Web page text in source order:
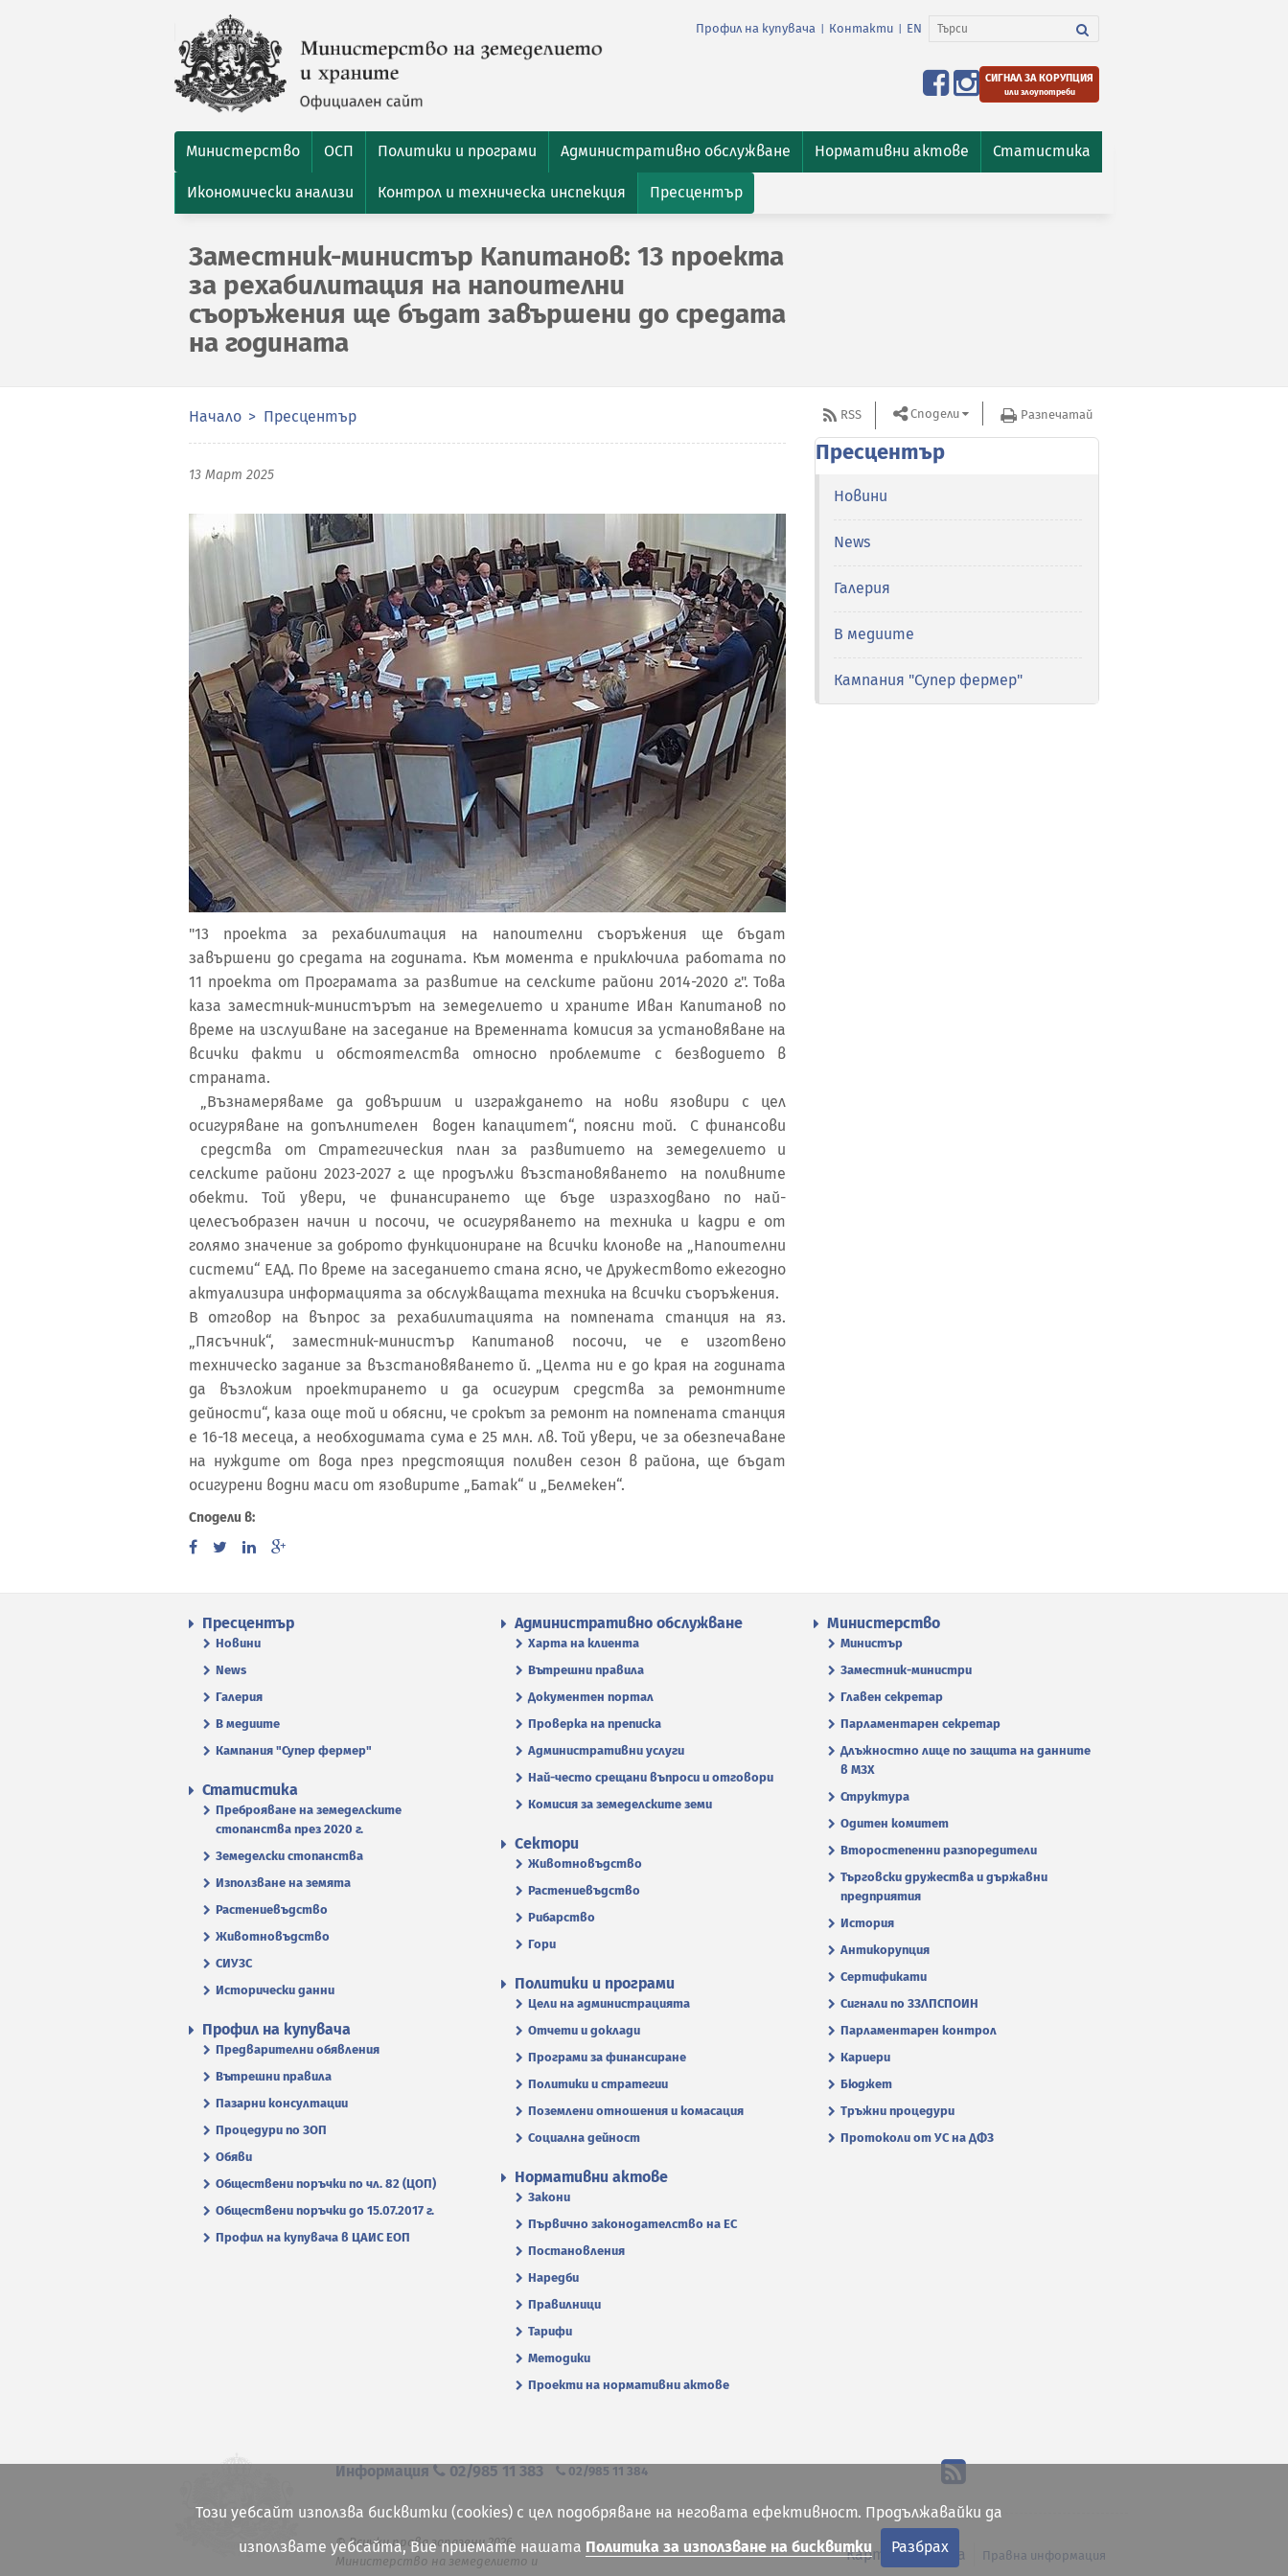
Профил на купувача Контакти EN
СИГНАЛ ЗА КОРУПЦИЯ
или злоупотреби
Министерство ОСП Политики и програми Административно обслужване Нормативни актове Статистика
Икономически анализи Контрол и техническа инспекция Пресцентър
Заместник-министър Капитанов: 13 проекта
за рехабилитация на напоителни
съоръжения ще бъдат завършени до средата
на годината
Начало Пресцентър
13 Март 2025
"13 проекта за рехабилитация на напоителни съоръжения ще бъдат
завършени до средата на годината. Към момента е приключила работата по
11 проекта от Програмата за развитие на селските райони 2014-2020 г.". Това
каза заместник-министърът на земеделието и храните Иван Капитанов по
време на изслушване на заседание на Временната комисия за установяване на
всички факти и обстоятелства относно проблемите с безводието в
страната.
„Възнамеряваме да довършим и изграждането на нови язовири с цел
осигуряване на допълнителен воден капацитет“, поясни той. С финансови
средства от Стратегическия план за развитието на земеделието и
селските райони 2023-2027 г. ще продължи възстановяването на поливните
обекти. Той увери, че финансирането ще бъде изразходвано по най-
целесъобразен начин и посочи, че осигуряването на техника и кадри е от
голямо значение за доброто функциониране на всички клонове на „Напоителни
системи“ ЕАД. По време на заседанието стана ясно, че Дружеството ежегодно
актуализира информацията за обслужващата техника на всички съоръжения.
В отговор на въпрос за рехабилитацията на помпената станция на яз.
„Пясъчник“, заместник-министър Капитанов посочи, че е изготвено
техническо задание за възстановяването й. „Целта ни е до края на годината
да възложим проектирането и да осигурим средства за ремонтните
дейности“, каза още той и обясни, че срокът за ремонт на помпената станция
е 16-18 месеца, а необходимата сума е 25 млн. лв. Той увери, че за обезпечаване
на нуждите от вода през предстоящия поливен сезон в района, ще бъдат
осигурени водни маси от язовирите „Батак“ и „Белмекен“.
Сподели в:
RSS Сподели Разпечатай
Пресцентър
Новини
News
Галерия
В медиите
Кампания "Супер фермер"
Пресцентър
Новини
News
Галерия
В медиите
Кампания "Супер фермер"
Административно обслужване
Харта на клиента
Вътрешни правила
Документен портал
Проверка на преписка
Административни услуги
Най-често срещани въпроси и отговори
Комисия за земеделските земи
Министерство
Министър
Заместник-министри
Главен секретар
Парламентарен секретар
Длъжностно лице по защита на данните
в МЗХ
Структура
Одитен комитет
Второстепенни разпоредители
Търговски дружества и държавни
предприятия
История
Антикорупция
Сертификати
Сигнали по ЗЗЛПСПОИН
Парламентарен контрол
Кариери
Бюджет
Тръжни процедури
Протоколи от УС на ДФЗ
Статистика
Преброяване на земеделските
стопанства през 2020 г.
Земеделски стопанства
Използване на земята
Растениевъдство
Животновъдство
СИУЗС
Исторически данни
Сектори
Животновъдство
Растениевъдство
Рибарство
Гори
Политики и програми
Цели на администрацията
Отчети и доклади
Програми за финансиране
Политики и стратегии
Поземлени отношения и комасация
Социална дейност
Профил на купувача
Предварителни обявления
Вътрешни правила
Пазарни консултации
Процедури по ЗОП
Обяви
Обществени поръчки по чл. 82 (ЦОП)
Обществени поръчки до 15.07.2017 г.
Профил на купувача в ЦАИС ЕОП
Нормативни актове
Закони
Първично законодателство на ЕС
Постановления
Наредби
Правилници
Тарифи
Методики
Проекти на нормативни актове
Информация 02/985 11 383 02/985 11 384
© Всички права запазени 2026
Министерство на земеделието и
Карта на сайта Правна информация
Този уебсайт използва бисквитки (cookies) с цел подобряване на неговата ефективност. Продължавайки да
използвате уебсайта, Вие приемате нашата Политика за използване на бисквитки Разбрах